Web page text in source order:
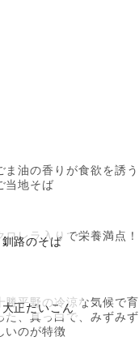
ま油の香りが食欲を誘う
当地そば
釧路のそば
ロレラ入りで栄養満点！
大正だいこん
勝平野の冷涼な気候で育
た、真っ白で、みずみず
いのが特徴